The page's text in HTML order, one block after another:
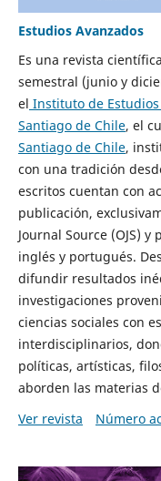
Estudios Avanzados
Es una revista
semestral (junio y
el Instituto de
Santiago de Chile, el
Santiago de Chile,
con una tradición
escritos cuentan con
publicación,
Journal Source (OJS)
inglés y portugués.
difundir resultados
investigaciones
ciencias sociales con
interdisciplinarios,
políticas, artísticas,
aborden las materias
Ver revista
Número